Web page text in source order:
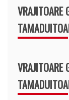
VRAJITOARE
VRAJITOARE